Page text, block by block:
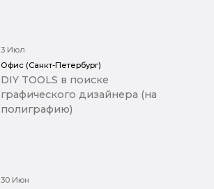
3 Июл
Офис (Санкт-Петербург)
DIY TOOLS в поиске
графического дизайнера (на
полиграфию)
30 Июн